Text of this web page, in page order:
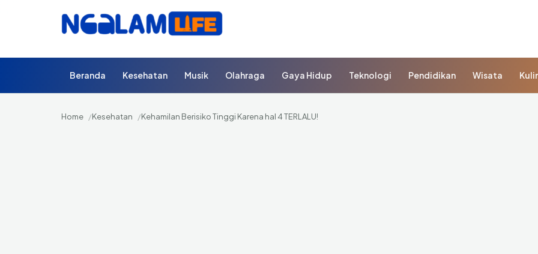
Beranda Kesehatan Musik Olahraga Gaya Hidup Teknologi Pendidikan Wisata
Home Kesehatan Kehamilan Berisiko Tinggi Karena hal 4 TERLALU!